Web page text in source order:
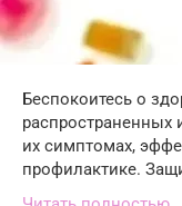
Беспокоитесь о
их симптомах,
профилактике.